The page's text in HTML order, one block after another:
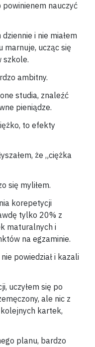
powinienem nauczyć
i nie miałem
marnuje, ucząc się
szkole.
ambitny.
studia, znaleźć
pieniądze.
to efekty
że „ciężka
się myliłem.
korepetycji
tylko 20% z
maturalnych i
na egzaminie.
powiedział i kazali
uczyłem się po
ale nic z
kartek,
planu, bardzo